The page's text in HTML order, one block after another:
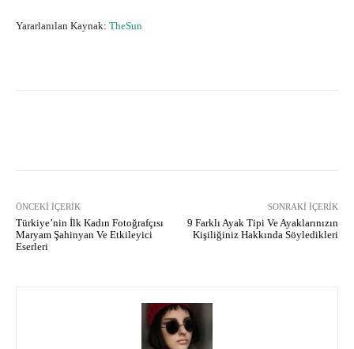
Yararlanılan Kaynak: TheSun
ÖNCEKI İÇERIK
Türkiye’nin İlk Kadın Fotoğrafçısı
Maryam Şahinyan Ve Etkileyici
Eserleri
SONRAKI İÇERIK
9 Farklı Ayak Tipi Ve Ayaklarınızın
Kişiliğiniz Hakkında Söyledikleri